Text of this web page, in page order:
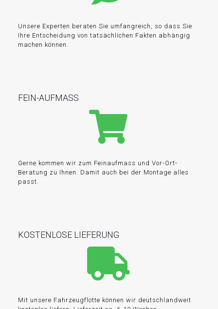
Unsere Experten beraten Sie umfangreich, so dass Sie
Ihre Entscheidung von tatsächlichen Fakten abhängig
machen können.
FEIN-AUFMASS
Gerne kommen wir zum Feinaufmass und Vor-Ort-
Beratung zu Ihnen. Damit auch bei der Montage alles
passt.
KOSTENLOSE LIEFERUNG
Mit unsere Fahrzeugflotte können wir deutschlandweit